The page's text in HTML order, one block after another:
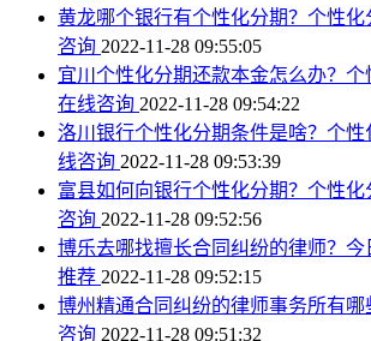
黄龙哪个银行有个性化分期？个性化
咨询 2022-11-28 09:55:05
宜川个性化分期还款本金怎么办？
在线咨询 2022-11-28 09:54:22
洛川银行个性化分期条件是啥？个性
线咨询 2022-11-28 09:53:39
富县如何向银行个性化分期？个性
咨询 2022-11-28 09:52:56
博乐去哪找擅长合同纠纷的律师？
推荐 2022-11-28 09:52:15
博州精通合同纠纷的律师事务所有
咨询 2022-11-28 09:51:32